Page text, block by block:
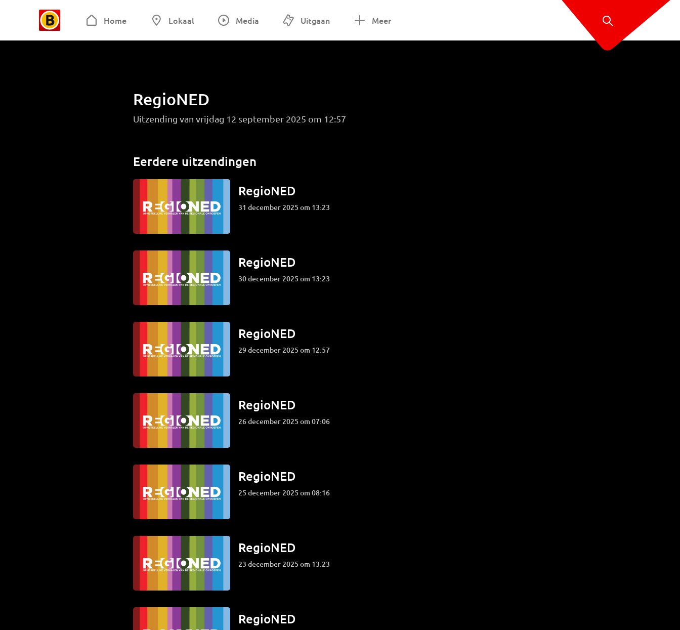
Home Lokaal Media Uitgaan Meer
RegioNED
Uitzending van vrijdag 12 september 2025 om 12:57
Eerdere uitzendingen
RegioNED
31 december 2025 om 13:23
RegioNED
30 december 2025 om 13:23
RegioNED
29 december 2025 om 12:57
RegioNED
26 december 2025 om 07:06
RegioNED
25 december 2025 om 08:16
RegioNED
23 december 2025 om 13:23
RegioNED